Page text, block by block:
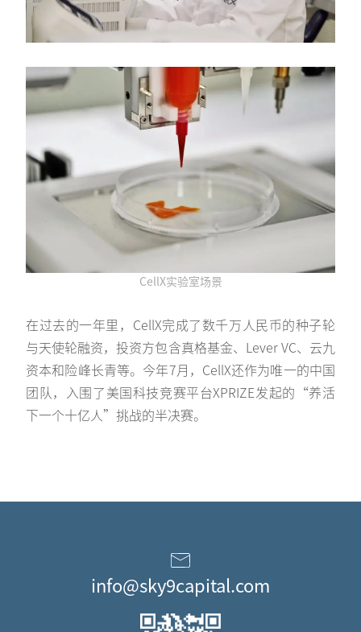
CellX实验室场景
在过去的一年里，CellX完成了数千万人民币的种子轮
与天使轮融资，投资方包含真格基金、Lever VC、云九
资本和险峰长青等。今年7月，CellX还作为唯一的中国
团队，入围了美国科技竞赛平台XPRIZE发起的“养活
下一个十亿人”挑战的半决赛。
info@sky9capital.com